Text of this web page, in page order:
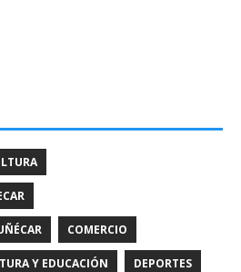
COMERCIO
Y EDUCACIÓN DEPORTES